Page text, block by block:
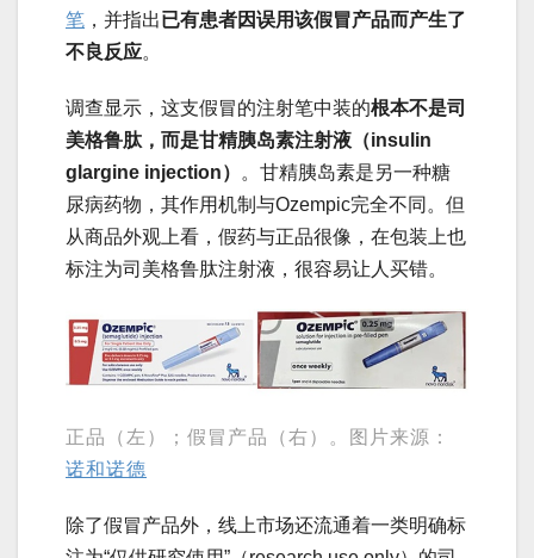
笔 ，并指出已有患者因误用该假冒产品而产生了
不良反应。
调查显示，这支假冒的注射笔中装的根本不是司
美格鲁肽，而是甘精胰岛素注射液（insulin
glargine injection） 。甘精胰岛素是另一种糖
尿病药物，其作用机制与Ozempic完全不同。但
从商品外观上看，假药与正品很像，在包装上也
标注为司美格鲁肽注射液，很容易让人买错。
正品（左）；假冒产品（右）。图片来源：
诺和诺德
除了假冒产品外，线上市场还流通着一类明确标